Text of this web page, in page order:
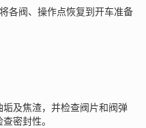
阀、操作点恢复到开车准备
及焦渣，并检查阀片和阀弹
密封性。